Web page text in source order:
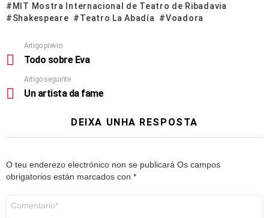
MIT Mostra Internacional de Teatro de Ribadavia
Shakespeare
Teatro La Abadía Voadora
Artigo previo
Todo sobre Eva
Artigo seguinte
Un artista da fame
DEIXA UNHA RESPOSTA
O teu enderezo electrónico non se publicará Os campos
obrigatorios están marcados con *